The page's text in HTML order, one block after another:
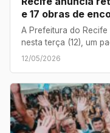
e 17 obras de
A Prefeitura do
nesta terça (12), um
12/05/2026